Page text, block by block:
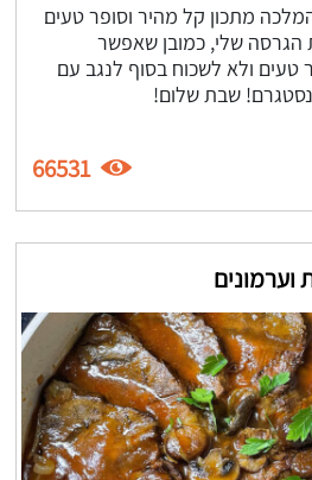
מתכון קל מהיר וסופר טעים
הגרסה שלי, כמובן שאפשר
ולא לשכוח בסוף לנגב עם
שבת שלום!
66531
וערמונים